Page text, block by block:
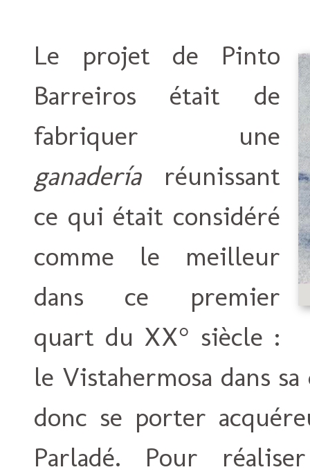
Le projet de Pinto
Barreiros était de
fabriquer une
ganaderíaréunissant
ce qui était considéré
comme le meilleur
dans ce premier
quart du XX° siècle :
le Vistahermosa dans
donc se porter
Parladé. Pour